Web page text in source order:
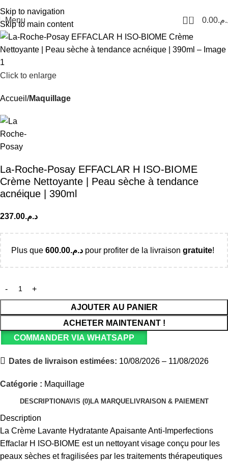
Skip to navigation
Skip to main content
Menu 0 0.00
Click to enlarge
Accueil Maquillage
La-Roche-Posay EFFACLAR H ISO-BIOME
Crème Nettoyante | Peau sèche à tendance
acnéique | 390ml
د.م.237.00
Plus que د.م.600.00 pour profiter de la livraison gratuite!
AJOUTER AU PANIER
ACHETER MAINTENANT !
COMMANDER VIA WHATSAPP
Dates de livraison estimées: 10/08/2026 – 11/08/2026
Catégorie : Maquillage
DESCRIPTIONAVIS (0)LA MARQUE LIVRAISON & PAIEMENT
Description
La Crème Lavante Hydratante Apaisante Anti-Imperfections
Effaclar H ISO-BIOME est un nettoyant visage conçu pour les
peaux sèches et fragilisées par les traitements thérapeutiques